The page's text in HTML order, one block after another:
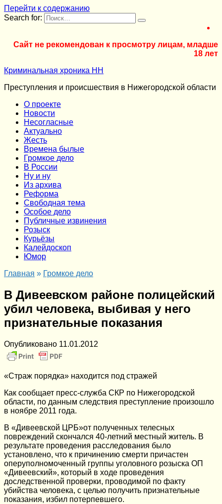
Перейти к содержанию
Search for:
Сайт не рекомендован к просмотру лицам, младше
18 лет
Криминальная хроника НН
Преступления и происшествия в Нижегородской области
О проекте
Новости
Несогласные
Актуально
Жесть
Времена былые
Громкое дело
В России
Ну и ну
Из архива
Реформа
Cвободная тема
Особое дело
Публичные извинения
Розыск
Курьёзы
Калейдоскоп
Юмор
Главная » Громкое дело
В Дивеевском районе полицейский
убил человека, выбивая у него
признательные показания
Опубликовано 11.01.2012
«Страж порядка» находится под стражей
Как сообщает пресс-служба СКР по Нижегородской
области, по данным следствия преступление произошло
в ноябре 2011 года.
В «Дивеевской ЦРБ»от полученных телесных
повреждений скончался 40-летний местный житель. В
результате проведения расследования было
установлено, что к причинению смерти причастен
оперуполномоченный группы уголовного розыска ОП
«Дивеевский», который в ходе проведения
доследственной проверки, проводимой по факту
убийства человека, с целью получить признательные
показания, избил потерпевшего.